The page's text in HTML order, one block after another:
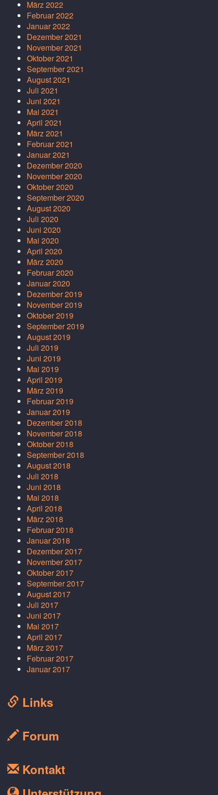
März 2022
Februar 2022
Januar 2022
Dezember 2021
November 2021
Oktober 2021
September 2021
August 2021
Juli 2021
Juni 2021
Mai 2021
April 2021
März 2021
Februar 2021
Januar 2021
Dezember 2020
November 2020
Oktober 2020
September 2020
August 2020
Juli 2020
Juni 2020
Mai 2020
April 2020
März 2020
Februar 2020
Januar 2020
Dezember 2019
November 2019
Oktober 2019
September 2019
August 2019
Juli 2019
Juni 2019
Mai 2019
April 2019
März 2019
Februar 2019
Januar 2019
Dezember 2018
November 2018
Oktober 2018
September 2018
August 2018
Juli 2018
Juni 2018
Mai 2018
April 2018
März 2018
Februar 2018
Januar 2018
Dezember 2017
November 2017
Oktober 2017
September 2017
August 2017
Juli 2017
Juni 2017
Mai 2017
April 2017
März 2017
Februar 2017
Januar 2017
Links
Forum
Kontakt